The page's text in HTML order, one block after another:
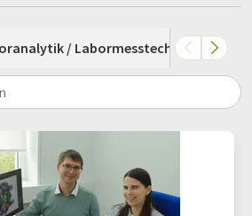
/ Labormesstechnik